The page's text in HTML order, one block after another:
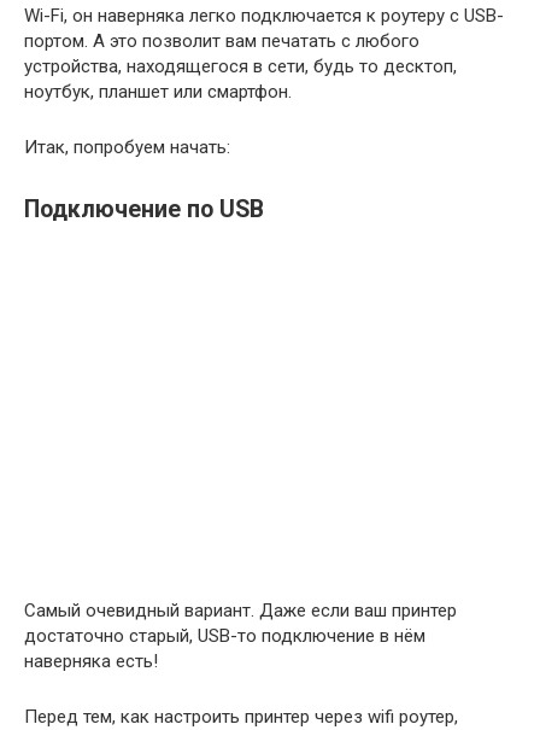
Wi-Fi, он наверняка легко подключается к роутеру с USB-
портом. А это позволит вам печатать с любого
устройства, находящегося в сети, будь то десктоп,
ноутбук, планшет или смартфон.
Итак, попробуем начать:
Подключение по USB
Самый очевидный вариант. Даже если ваш принтер
достаточно старый, USB-то подключение в нём
наверняка есть!
Перед тем, как настроить принтер через wifi роутер,